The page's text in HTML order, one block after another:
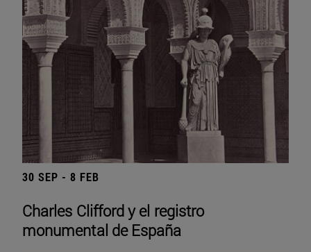
30 SEP - 8 FEB
Charles Clifford y el registro
monumental de España